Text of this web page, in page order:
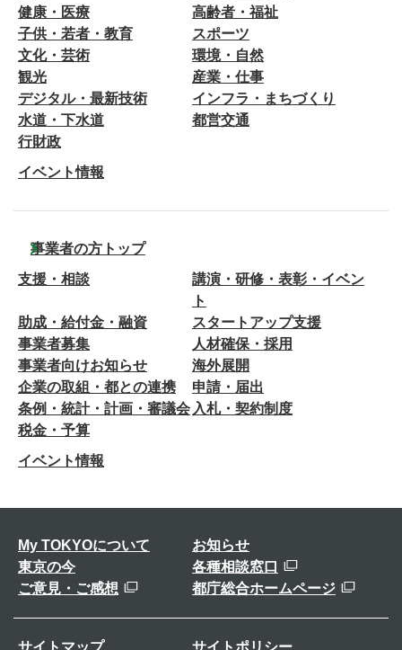
健康・医療
高齢者・福祉
子供・若者・教育
スポーツ
文化・芸術
環境・自然
観光
産業・仕事
デジタル・最新技術
インフラ・まちづくり
水道・下水道
都営交通
行財政
イベント情報
事業者の方トップ
支援・相談
講演・研修・表彰・イベン
ト
助成・給付金・融資
スタートアップ支援
事業者募集
人材確保・採用
事業者向けお知らせ
海外展開
企業の取組・都との連携
申請・届出
条例・統計・計画・審議会 入札・契約制度
税金・予算
イベント情報
My TOKYOについて
お知らせ
東京の今
各種相談窓口
ご意見・ご感想
都庁総合ホームページ